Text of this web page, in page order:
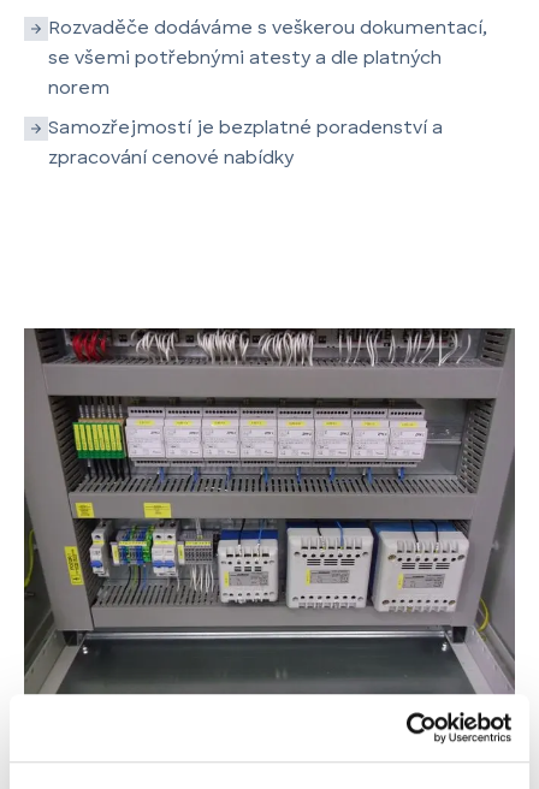
Rozvaděče dodáváme s veškerou dokumentací,
se všemi potřebnými atesty a dle platných
norem
Samozřejmostí je bezplatné poradenství a
zpracování cenové nabídky
rozvaděče